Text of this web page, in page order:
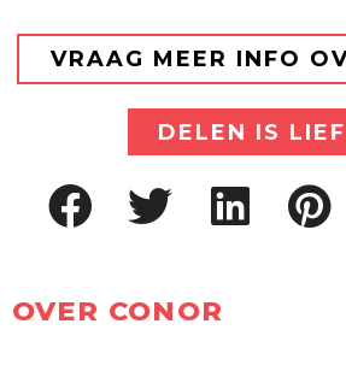
VRAAG MEER INFO
DELEN IS LIEF
OVER CONOR